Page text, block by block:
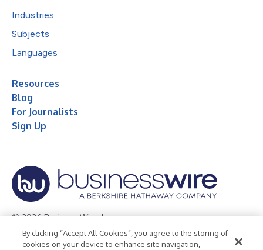
Industries
Subjects
Languages
Resources
Blog
For Journalists
Sign Up
© 2026 Business Wire, Inc.
Privacy Policy Cookie Policy Accessibility Statement
By clicking “Accept All Cookies”, you agree to the storing of
cookies on your device to enhance site navigation,